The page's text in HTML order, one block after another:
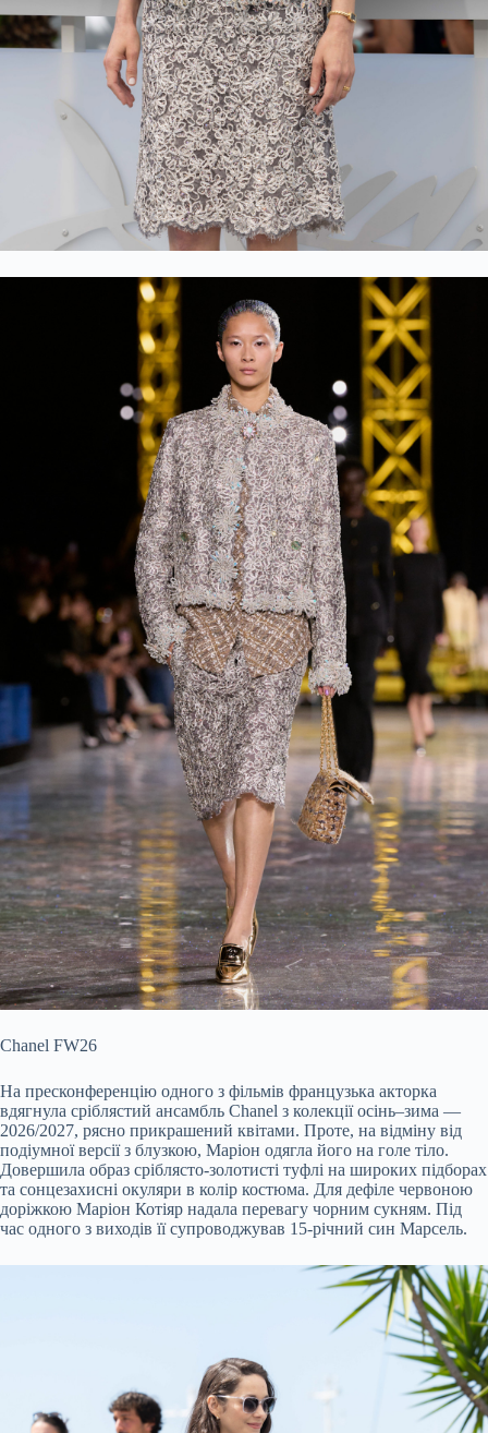
Chanel FW26
На пресконференцію одного з фільмів французька акторка
вдягнула сріблястий ансамбль Chanel з колекції осінь–зима —
2026/2027, рясно прикрашений квітами. Проте, на відміну від
подіумної версії з блузкою, Маріон одягла його на голе тіло.
Довершила образ сріблясто-золотисті туфлі на широких підборах
та сонцезахисні окуляри в колір костюма. Для дефіле червоною
доріжкою Маріон Котіяр надала перевагу чорним сукням. Під
час одного з виходів її супроводжував 15-річний син Марсель.